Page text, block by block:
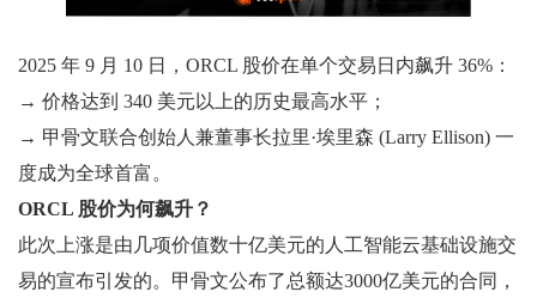
2025 年 9 月 10 日，ORCL 股价在单个交易日内飙升 36%：
→ 价格达到 340 美元以上的历史最高水平；
→ 甲骨文联合创始人兼董事长拉里·埃里森 (Larry Ellison) 一
度成为全球首富。
ORCL 股价为何飙升？
此次上涨是由几项价值数十亿美元的人工智能云基础设施交
易的宣布引发的。甲骨文公布了总额达3000亿美元的合同，